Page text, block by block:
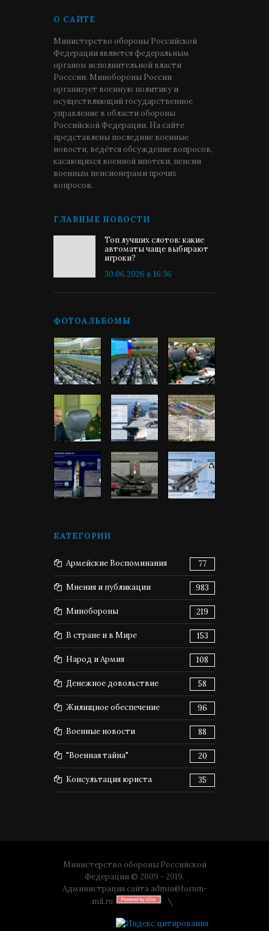
О САЙТЕ
Министерство обороны Российской
Федерации является федеральным
органом исполнительной власти
Росссии. Минобороны России
организует военную политику и
осуществляющий государственное
управление в области обороны
Российской Федерации. На сайте
представлены последние военные
новости, ведётся обсуждение вопросов,
касающихся военной ипотеки, пенсии
военным пенсионерами прочих
вопросов.
ГЛАВНЫЕ НОВОСТИ
Топ лучших слотов: какие
автоматы чаще выбирают
игроки?
30.06.2026 в 16:36
ФОТОАЛЬБОМЫ
КАТЕГОРИИ
Армейские Воспоминания 77
Мнения и публикации 983
Минобороны 219
В стране и в Мире 153
Народ и Армия 108
Денежное довольствие 58
Жилищное обеспечение 96
Военные новости 88
"Военная тайна" 20
Консультация юриста 35
Министерство обороны Российской
Федерации © 2009 - 2019.
Администрация сайта admin@forum-
mil.ru